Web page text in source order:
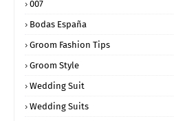
007
Bodas España
Groom Fashion Tips
Groom Style
Wedding Suit
Wedding Suits